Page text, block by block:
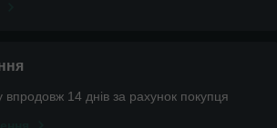
14 днів за рахунок покупця